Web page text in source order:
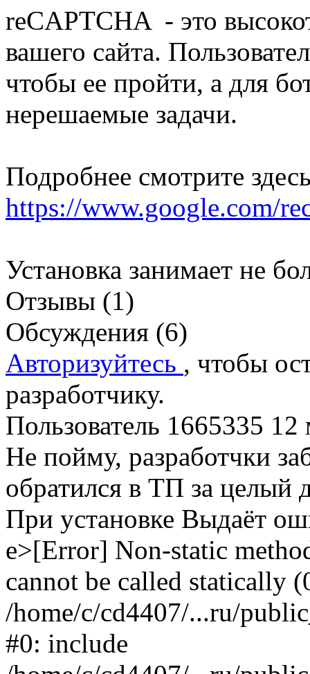
reCAPTCHA - это
вашего сайта.
чтобы ее пройти, а для
нерешаемые задачи.
Подробнее смотрите
https://www.google.com/
Установка занимает не
Отзывы (1)
Обсуждения (6)
Авторизуйтесь , чтобы
разработчику.
Пользователь 1665335 12
Не пойму, разработчки
обратился в ТП за целый
При установке Выдаёт
e>[Error] Non-static
cannot be called statically
/home/c/cd4407/...ru/
#0: include